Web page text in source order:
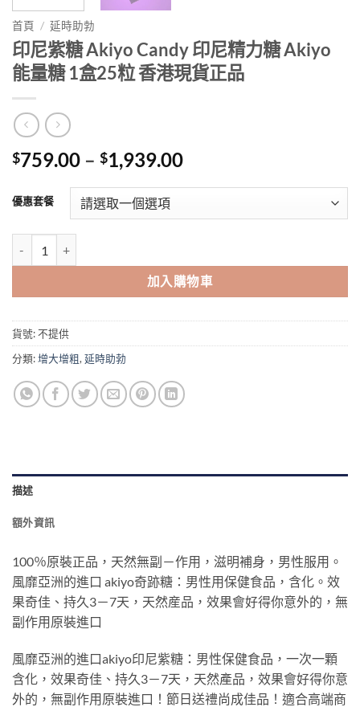
首頁 / 延時助勃
印尼紫糖 Akiyo Candy 印尼精力糖 Akiyo
能量糖 1盒25粒 香港現貨正品
$759.00 – $1,939.00Price
through
優惠套餐
加入購物車
貨號:不提供
分類:增大增粗,延時助勃
描述
額外資訊
100％原裝正品，天然無副－作用，滋明補身，男性服用。
風靡亞洲的進口 akiyo奇跡糖：男性用保健食品，含化。效
果奇佳、持久3－7天，天然産品，效果會好得你意外的，無
副作用原裝進口
風靡亞洲的進口akiyo印尼紫糖：男性保健食品，一次一顆
含化，效果奇佳、持久3－7天，天然產品，效果會好得你意
外的，無副作用原裝進口！節日送禮尚成佳品！適合高端商